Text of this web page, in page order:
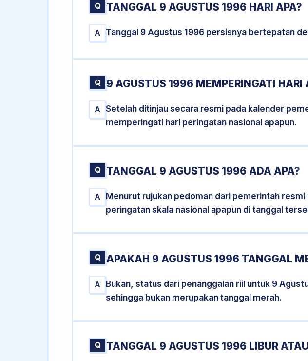
Q TANGGAL 9 AGUSTUS 1996 HARI APA?
A Tanggal 9 Agustus 1996 persisnya bertepatan
Q 9 AGUSTUS 1996 MEMPERINGATI HARI
A
Setelah ditinjau secara resmi pada kalender
memperingati hari peringatan nasional apapun.
Q TANGGAL 9 AGUSTUS 1996 ADA APA?
A
Menurut rujukan pedoman dari pemerintah
peringatan skala nasional apapun di tanggal
Q APAKAH 9 AGUSTUS 1996 TANGGAL
A
Bukan, status dari penanggalan riil untuk 9
sehingga bukan merupakan tanggal merah.
Q TANGGAL 9 AGUSTUS 1996 LIBUR